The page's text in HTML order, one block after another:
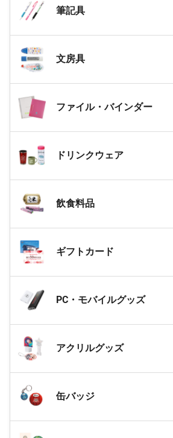
筆記具
文房具
ファイル・バインダー
ドリンクウェア
飲食料品
ギフトカード
PC・モバイルグッズ
アクリルグッズ
缶バッジ